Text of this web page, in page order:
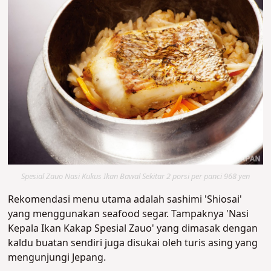
Spesial Zauo Nasi Kukus Ikan Bawal Sekitar 2 porsi per panci 968 yen
Rekomendasi menu utama adalah sashimi 'Shiosai'
yang menggunakan seafood segar. Tampaknya 'Nasi
Kepala Ikan Kakap Spesial Zauo' yang dimasak dengan
kaldu buatan sendiri juga disukai oleh turis asing yang
mengunjungi Jepang.